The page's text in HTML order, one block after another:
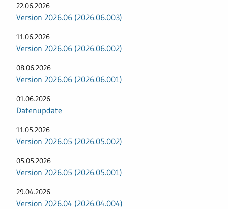
22.06.2026
Version 2026.06 (2026.06.003)
11.06.2026
Version 2026.06 (2026.06.002)
08.06.2026
Version 2026.06 (2026.06.001)
01.06.2026
Datenupdate
11.05.2026
Version 2026.05 (2026.05.002)
05.05.2026
Version 2026.05 (2026.05.001)
29.04.2026
Version 2026.04 (2026.04.004)